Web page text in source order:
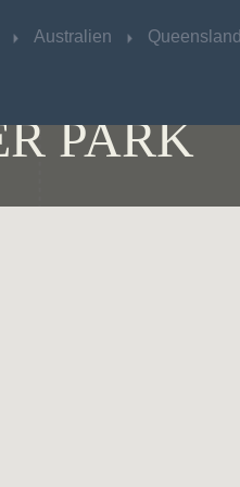
Australien Queensland
PARK
Australien Queensland